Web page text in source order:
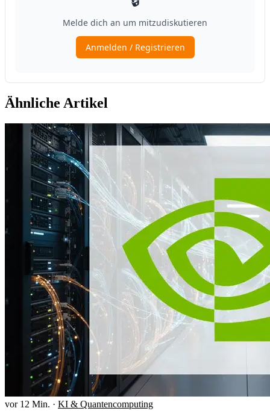
Ähnliche Artikel
vor 12 Min. · KI & Quantencomputing